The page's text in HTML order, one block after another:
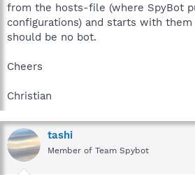
from the hosts-file (where SpyBot
configurations) and starts with them
should be no bot.
Cheers
Christian
tashi
Member of Team Spybot